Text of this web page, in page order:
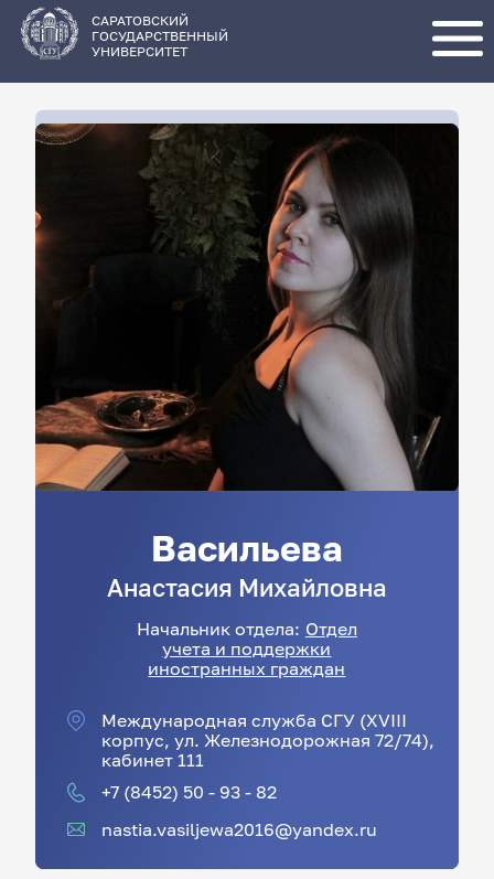
основному
содержанию
САРАТОВСКИЙ
ГОСУДАРСТВЕННЫЙ
УНИВЕРСИТЕТ
Васильева
Анастасия Михайловна
Начальник отдела: Отдел
учета и поддержки
иностранных граждан
Международная служба СГУ (XVIII
корпус, ул. Железнодорожная 72/74),
кабинет 111
+7 (8452) 50 - 93 - 82
nastia.vasiljewa2016@yandex.ru